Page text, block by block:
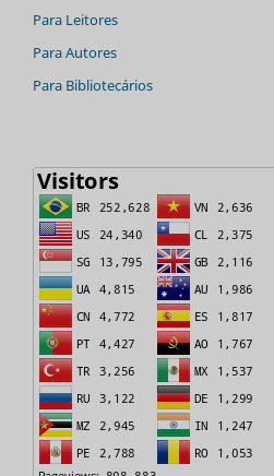
Para Leitores
Para Autores
Para Bibliotecários